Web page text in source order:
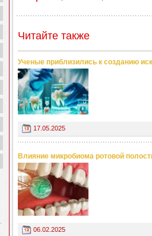
Читайте также
Ученые приблизились к созданию
17.05.2025
Влияние микробиома ротовой
06.02.2025